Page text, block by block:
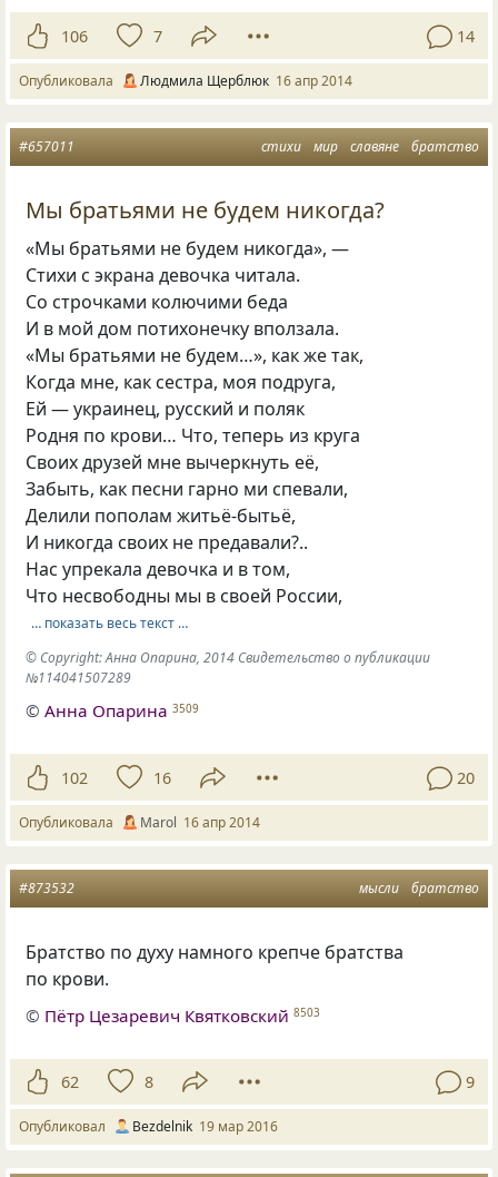
106 7 14
Опубликовала Людмила Щерблюк 16 апр 2014
стихи мир славяне братство
#657011
Мы братьями не будем никогда?
«Мы братьями не будем никогда», —
Стихи с экрана девочка читала.
Со строчками колючими беда
И в мой дом потихонечку вползала.
«Мы братьями не будем…», как же так,
Когда мне, как сестра, моя подруга,
Ей — украинец, русский и поляк
Родня по крови… Что, теперь из круга
Своих друзей мне вычеркнуть её,
Забыть, как песни гарно ми спевали,
Делили пополам житьё-бытьё,
И никогда своих не предавали?..
Нас упрекала девочка и в том,
Что несвободны мы в своей России,
… показать весь текст …
© Copyright: Анна Опарина, 2014 Свидетельство о публикации
№114041507289
©Анна Опарина 3509
102 16 20
Опубликовала Маrol 16 апр 2014
мысли братство
#873532
Братство по духу намного крепче братства
по крови.
© Пётр Цезаревич Квятковский 8503
62 8 9
Опубликовал Bezdelnik 19 мар 2016